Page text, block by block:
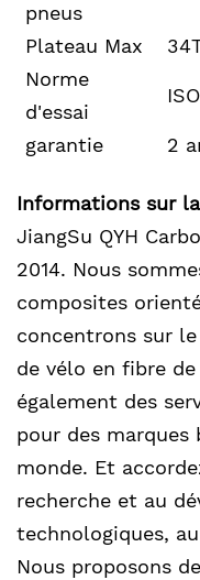
pneus
Plateau Max
Norme
d'essai
garantie 2
Informations sur
JiangSu QYH
2014. Nous
composites
concentrons sur
de vélo en fibre
également des
pour des marques
monde. Et
recherche et au
technologiques,
Nous proposons